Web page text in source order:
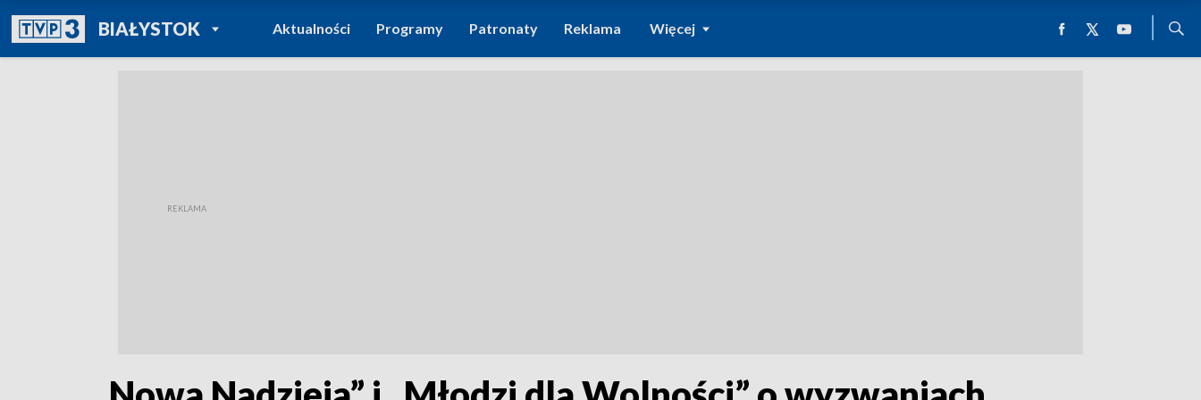
BIAŁYSTOKPOWRÓT DO
TVP REGIONY
Aktualności Programy Patronaty Reklama Więcej